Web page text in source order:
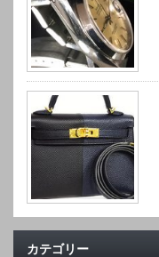
カテゴリー